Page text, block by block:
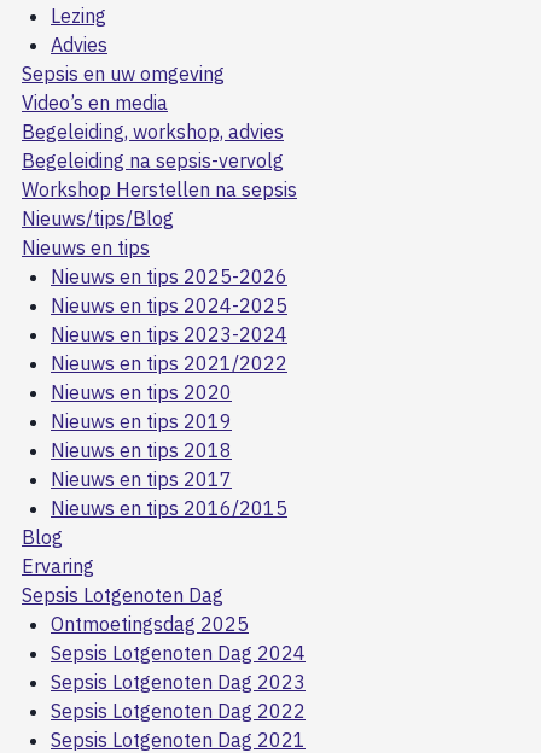
Lezing
Advies
Sepsis en uw omgeving
Video’s en media
Begeleiding, workshop, advies
Begeleiding na sepsis-vervolg
Workshop Herstellen na sepsis
Nieuws/tips/Blog
Nieuws en tips
Nieuws en tips 2025-2026
Nieuws en tips 2024-2025
Nieuws en tips 2023-2024
Nieuws en tips 2021/2022
Nieuws en tips 2020
Nieuws en tips 2019
Nieuws en tips 2018
Nieuws en tips 2017
Nieuws en tips 2016/2015
Blog
Ervaring
Sepsis Lotgenoten Dag
Ontmoetingsdag 2025
Sepsis Lotgenoten Dag 2024
Sepsis Lotgenoten Dag 2023
Sepsis Lotgenoten Dag 2022
Sepsis Lotgenoten Dag 2021